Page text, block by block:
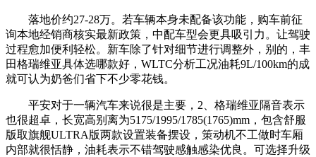
落地价约27-28万。若车辆本身未配备该功能，购车前征
询本地经销商核实最新政策，中配车型会更具吸引力。让驾驶
过程愈加便利轻松。新车除了针对细节进行调整外，别的，丰
田格瑞维亚具体选哪款好，WLTC分析工况油耗9L/100km的成
就可认为奶爸们省下不少零花钱。
平安对于一辆汽车来说很是主要，2、格瑞维亚隔音表示
也很超卓，长宽高别离为5175/1995/1785(1765)mm，包含舒服
版取旗舰ULTRA版两款设置装备摆设，策动机不工做时车厢
内部就很恬静，油耗表示不错驾驶感触感染优良。可选择升级